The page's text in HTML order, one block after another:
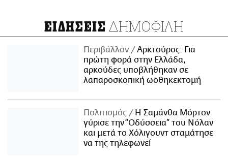
ΕΙΔΗΣΕΙΣ ΔΗΜΟΦΙΛΗ
Περιβάλλον
Αρκτούρος: Για
πρώτη φορά στην Ελλάδα,
αρκούδες υποβλήθηκαν σε
λαπαροσκοπική ωοθηκεκτομή
Πολιτισμός
Η Σαμάνθα Μόρτον
γύρισε την “Οδύσσεια” του Νόλαν
και μετά το Χόλιγουντ σταμάτησε
να της τηλεφωνεί